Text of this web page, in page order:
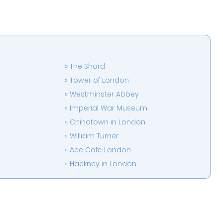
The Shard
Tower of London
Westminster Abbey
Imperial War Museum
Chinatown in London
William Turner
Ace Cafe London
Hackney in London